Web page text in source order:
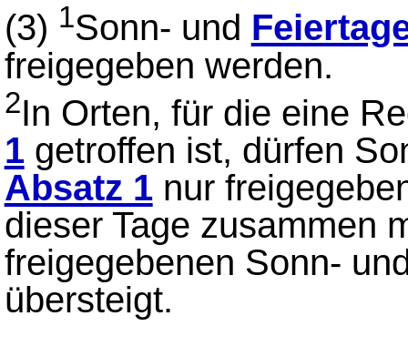
(3) 1Sonn- und
freigegeben werden.
2In Orten, für die eine
1getroffen ist, dürfen
Absatz 1nur
dieser Tage zusammen
freigegebenen Sonn-
übersteigt.